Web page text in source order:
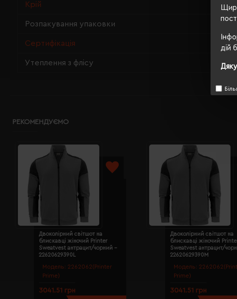
дій
Крій
Розпакування упаковки
Сертифікація
Утеплення з флісу
РЕКОМЕНДУЄМО
Модель: 2262062(Printer
Prime)
Двоколірний світшот на
блискавці жіночий Printer
Sweatvest антрацит/чорний -
22620629390L
3041.51 грн
Модель:
Prime)
Двоколірний світшот на
блискавці жіночий
Sweatvest антрацит/
22620629390M
3041.51 грн